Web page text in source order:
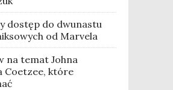
dostęp do dwunastu
od Marvela
na temat Johna
Coetzee, które